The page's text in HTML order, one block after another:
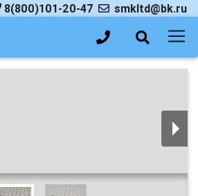
8(800)101-20-47 smkltd@bk.ru